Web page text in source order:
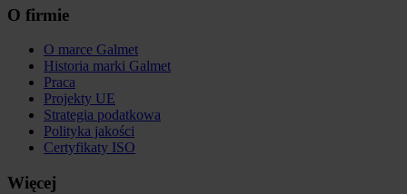
O firmie
O marce Galmet
Historia marki Galmet
Praca
Projekty UE
Strategia podatkowa
Polityka jakości
Certyfikaty ISO
Więcej